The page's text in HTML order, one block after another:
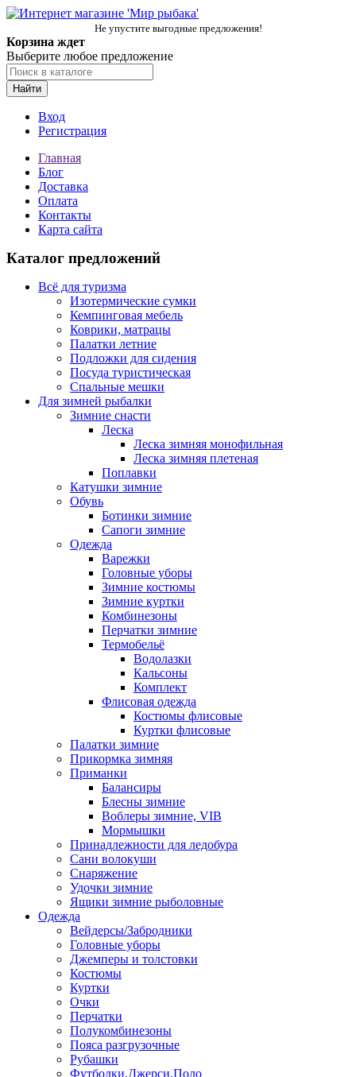
Не упустите выгодные предложения!
Корзина ждет
Выберите любое предложение
Найти
Вход
Регистрация
Главная
Блог
Доставка
Оплата
Контакты
Карта сайта
Каталог предложений
Всё для туризма
Изотермические сумки
Кемпинговая мебель
Коврики, матрацы
Палатки летние
Подложки для сидения
Посуда туристическая
Спальные мешки
Для зимней рыбалки
Зимние снасти
Леска
Леска зимняя монофильная
Леска зимняя плетеная
Поплавки
Катушки зимние
Обувь
Ботинки зимние
Сапоги зимние
Одежда
Варежки
Головные уборы
Зимние костюмы
Зимние куртки
Комбинезоны
Перчатки зимние
Термобельё
Водолазки
Кальсоны
Комплект
Флисовая одежда
Костюмы флисовые
Куртки флисовые
Палатки зимние
Прикормка зимняя
Приманки
Балансиры
Блесны зимние
Воблеры зимние, VIB
Мормышки
Принадлежности для ледобура
Сани волокуши
Снаряжение
Удочки зимние
Ящики зимние рыболовные
Одежда
Вейдерсы/Забродники
Головные уборы
Джемперы и толстовки
Костюмы
Куртки
Очки
Перчатки
Полукомбинезоны
Пояса разгрузочные
Рубашки
Футболки,Джерси,Поло